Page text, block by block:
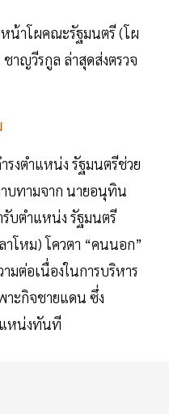
น้าโผคณะรัฐมนตรี (โผ
าญวีรกูล ล่าสุดส่งตรวจ
รงตำแหน่ง รัฐมนตรีช่วย
าบทามจาก นายอนุทิน
บตำแหน่ง รัฐมนตรี
าโหม) โควตา “คนนอก”
มต่อเนื่องในการบริหาร
าะกิจชายแดน ซึ่ง
หน่งทันที